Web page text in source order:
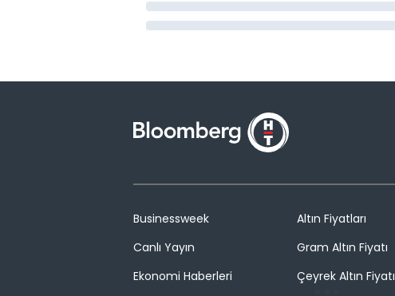
Businessweek
Canlı Yayın
Ekonomi Haberleri
Altın Fiyatları
Gram Altın Fiyatı
Çeyrek Altın Fiyatı